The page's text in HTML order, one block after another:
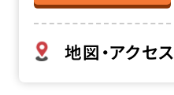
地図・アクセス